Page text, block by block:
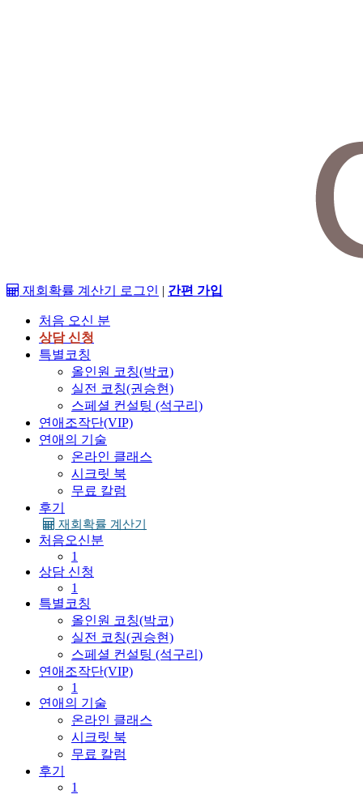
재회확률 계산기 로그인 | 간편 가입
처음 오신 분
상담 신청
특별코칭
올인원 코칭(박코)
실전 코칭(권승현)
스페셜 컨설팅 (석구리)
연애조작단(VIP)
연애의 기술
온라인 클래스
시크릿 북
무료 칼럼
후기
재회확률 계산기
처음오신분
1
상담 신청
1
특별코칭
올인원 코칭(박코)
실전 코칭(권승현)
스페셜 컨설팅 (석구리)
연애조작단(VIP)
1
연애의 기술
온라인 클래스
시크릿 북
무료 칼럼
후기
1